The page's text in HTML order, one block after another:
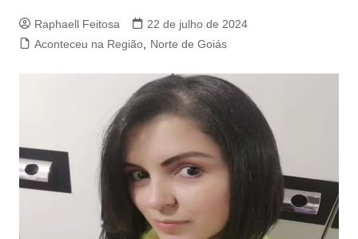
Raphaell Feitosa
22 de julho de 2024
Aconteceu na Região, Norte de Goiás